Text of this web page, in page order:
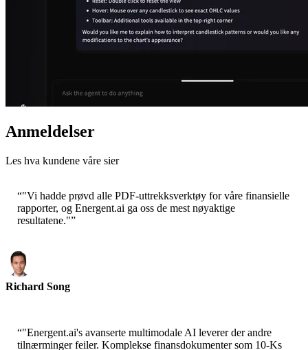
Anmeldelser
Les hva kundene våre sier
“"Vi hadde prøvd alle PDF-uttrekksverktøy for våre finansielle
rapporter, og Energent.ai ga oss de mest nøyaktige
resultatene."”
Richard Song
“"Energent.ai's avanserte multimodale AI leverer der andre
tilnærminger feiler. Komplekse finansdokumenter som 10-Ks